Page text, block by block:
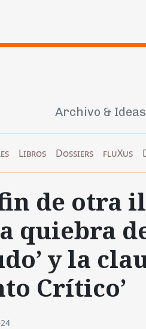
Archivo &
Libros Dossiers fluXus
de otra
quiebra
y la
Crítico’